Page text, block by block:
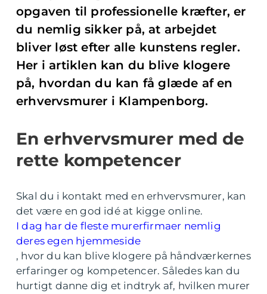
opgaven til professionelle kræfter, er
du nemlig sikker på, at arbejdet
bliver løst efter alle kunstens regler.
Her i artiklen kan du blive klogere
på, hvordan du kan få glæde af en
erhvervsmurer i Klampenborg.
En erhvervsmurer med de
rette kompetencer
Skal du i kontakt med en erhvervsmurer, kan
det være en god idé at kigge online.
I dag har de fleste murerfirmaer nemlig
deres egen hjemmeside
, hvor du kan blive klogere på håndværkernes
erfaringer og kompetencer. Således kan du
hurtigt danne dig et indtryk af, hvilken murer